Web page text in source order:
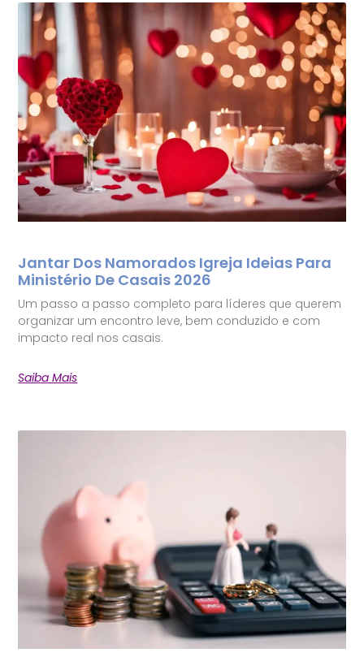
Jantar Dos Namorados Igreja Ideias Para
Ministério De Casais 2026
Um passo a passo completo para líderes que querem
organizar um encontro leve, bem conduzido e com
impacto real nos casais.
Saiba Mais